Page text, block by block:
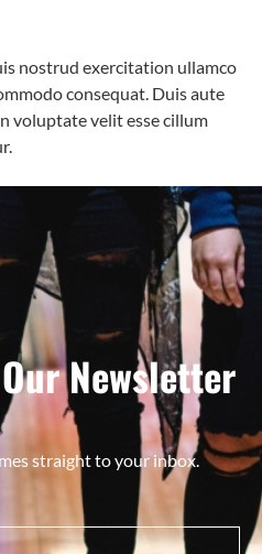
nostrud exercitation ullamco
consequat. Duis aute
voluptate velit esse cillum
Newsletter
straight to your inbox.